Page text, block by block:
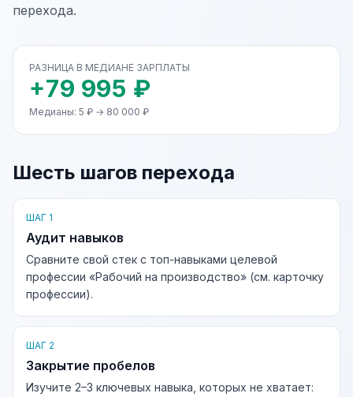
перехода.
РАЗНИЦА В МЕДИАНЕ ЗАРПЛАТЫ
+79 995 ₽
Медианы: 5 ₽ → 80 000 ₽
Шесть шагов перехода
ШАГ 1
Аудит навыков
Сравните свой стек с топ-навыками целевой
профессии «Рабочий на производство» (см. карточку
профессии).
ШАГ 2
Закрытие пробелов
Изучите 2–3 ключевых навыка, которых не хватает: